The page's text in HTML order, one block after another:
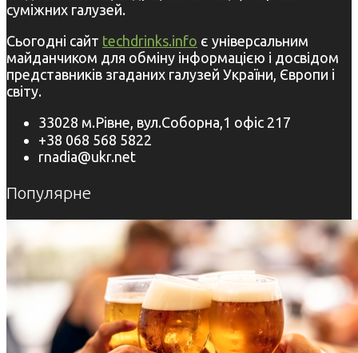
суміжних галузей.
Сьогодні сайт techdrinks.info є універсальним
майданчиком для обміну інформацією і досвідом
представників згаданих галузей України, Європи і
світу.
33028 м.Рівне, вул.Соборна,1 офіс 217
+38 068 568 5822
rnadia@ukr.net
Популярне